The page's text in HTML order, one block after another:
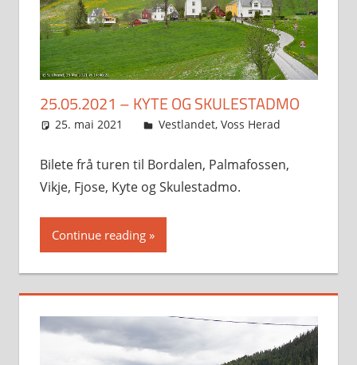
25.05.2021 – KYTE OG SKULESTADMO
25. mai 2021 Svein
Vestlandet, Voss Herad
Bilete frå turen til Bordalen, Palmafossen,
Vikje, Fjose, Kyte og Skulestadmo.
Continue reading